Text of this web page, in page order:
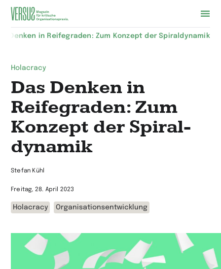
Zur
Denken in Reifegraden: Zum Konzept der Spiral­dynamik
Holacracy
Das Denken in
Reifegraden: Zum
Konzept der Spiral­
dynamik
Stefan Kühl
Freitag, 28. April 2023
Holacracy Organisationsentwicklung